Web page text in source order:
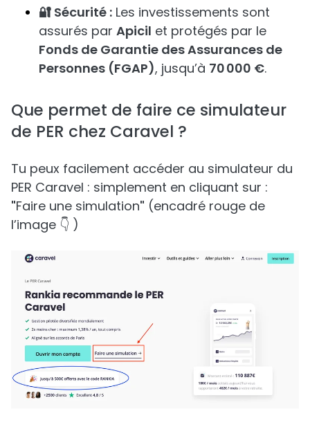
🔐 Sécurité : Les investissements sont
assurés par Apicil et protégés par le
Fonds de Garantie des Assurances de
Personnes (FGAP), jusqu’à 70 000 €.
Que permet de faire ce simulateur
de PER chez Caravel ?
Tu peux facilement accéder au simulateur du
PER Caravel : simplement en cliquant sur :
"Faire une simulation" (encadré rouge de
l’image 👇 )